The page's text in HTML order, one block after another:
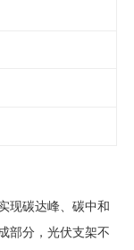
现碳达峰、碳中和
部分，光伏支架不